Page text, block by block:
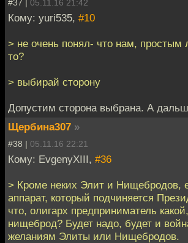
#37 | 05.11.16 21:42
Кому: yuri535, #10
> не очень понял- что нам, простым
то?
> выбирай сторону
Допустим сторона выбрана. А
Щербина307 »
#38 | 05.11.16 22:21
Кому: EvgenyXIII, #36
> Кроме неких Элит и Нищебродов,
аппарат, который подчиняется
что, олигарх предприниматель
нищеброд? Будет надо, будет и
желаниям Элиты или Нищебродов.